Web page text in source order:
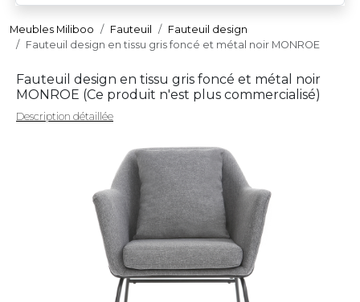
Meubles Miliboo Fauteuil
Fauteuil design
Fauteuil design en tissu gris foncé et métal noir MONROE
Fauteuil design en tissu gris foncé et métal noir
MONROE (Ce produit n'est plus commercialisé)
Description détaillée